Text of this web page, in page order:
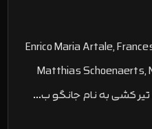
Enrico Maria Artale,
Matthias Schoenaerts,
کشی به نام جانگو ب…